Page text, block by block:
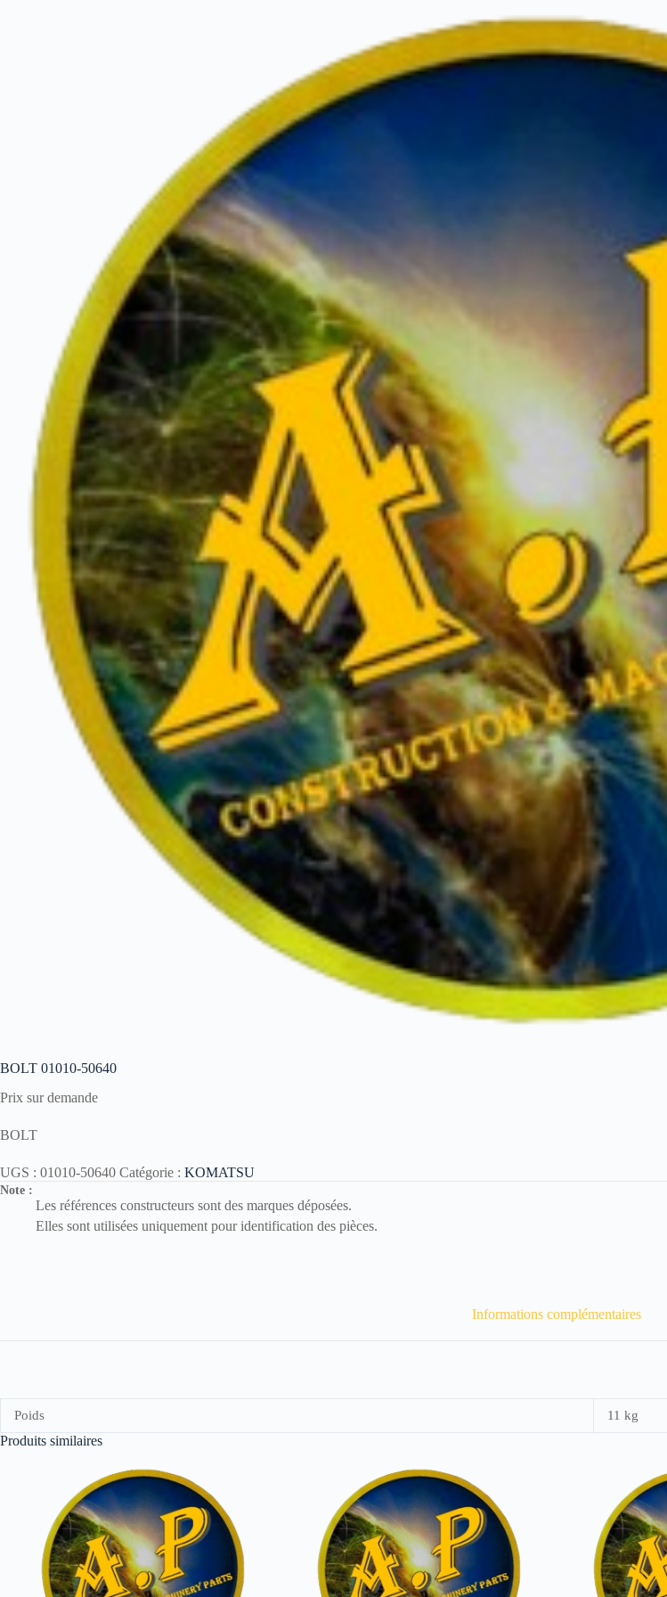
BOLT 01010-50640
Prix sur demande
BOLT
UGS : 01010-50640 Catégorie : KOMATSU
Note :
Les références constructeurs sont des marques déposées.
Elles sont utilisées uniquement pour identification des pièces.
Informations complémentaires
Poids 11 kg
Produits similaires